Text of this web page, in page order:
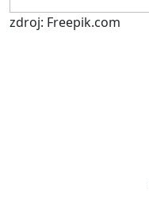
zdroj: Freepik.com